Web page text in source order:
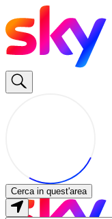
Cerca in quest'area